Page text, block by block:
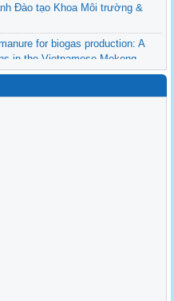
Đào tạo Khoa Môi trường &
for biogas production: A
in the Vietnamese Mekong
systems in the Vietnamese
năm 2024